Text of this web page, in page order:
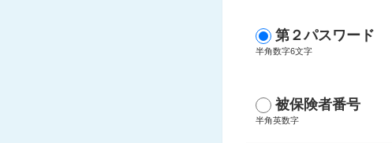
第２パスワード
半角数字6文字
被保険者番号
半角英数字